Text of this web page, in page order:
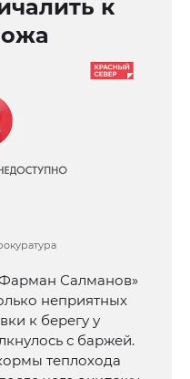
к
Салманов»
неприятных
к берегу у
с баржей.
теплохода